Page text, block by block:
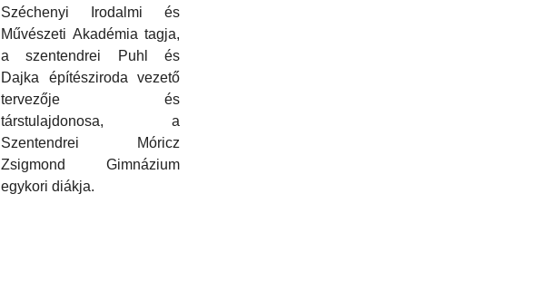
Széchenyi Irodalmi és
Művészeti Akadémia tagja,
a szentendrei Puhl és
Dajka építésziroda vezető
tervezője és
társtulajdonosa, a
Szentendrei Móricz
Zsigmond Gimnázium
egykori diákja.